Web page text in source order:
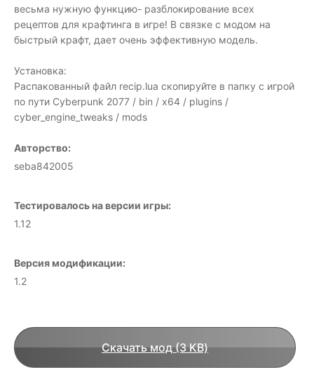
весьма нужную функцию- разблокирование всех
рецептов для крафтинга в игре! В связке с модом на
быстрый крафт, дает очень эффективную модель.
Установка:
Распакованный файл recip.lua скопируйте в папку с игрой
по пути Cyberpunk 2077 / bin / x64 / plugins /
cyber_engine_tweaks / mods
Авторство:
seba842005
Тестировалось на версии игры:
1.12
Версия модификации:
1.2
Скачать мод (3 KB)